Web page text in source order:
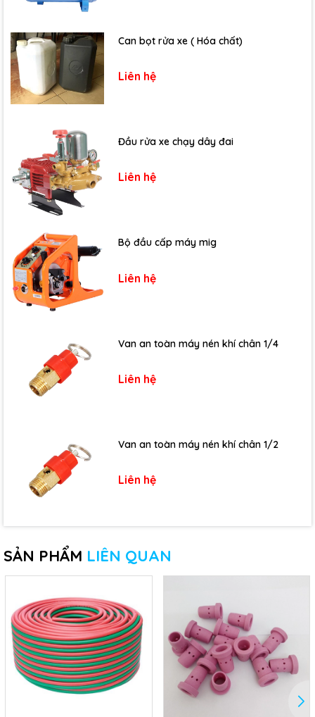
Can bọt rửa xe ( Hóa chất)
Liên hệ
Đầu rửa xe chạy dây đai
Liên hệ
Bộ đầu cấp máy mig
Liên hệ
Van an toàn máy nén khí chân 1/4
Liên hệ
Van an toàn máy nén khí chân 1/2
Liên hệ
SẢN PHẨM LIÊN QUAN